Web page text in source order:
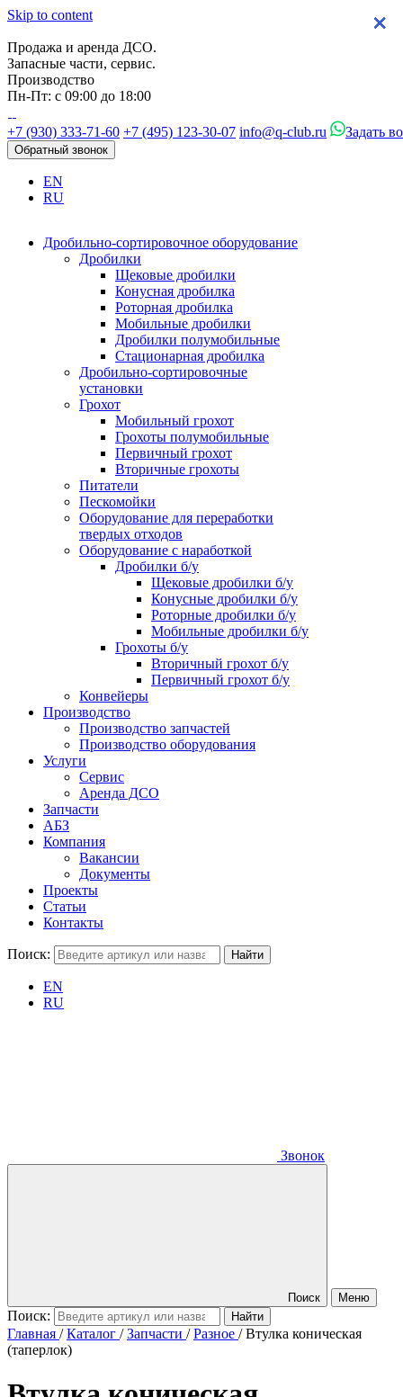
Skip to content
Продажа и аренда ДСО.
Запасные части, сервис.
Производство
Пн-Пт: с 09:00 до 18:00
+7 (930) 333-71-60 +7 (495) 123-30-07 info@q-club.ru Задать
Обратный звонок
EN
RU
Дробильно-сортировочное оборудование
Дробилки
Щековые дробилки
Конусная дробилка
Роторная дробилка
Мобильные дробилки
Дробилки полумобильные
Стационарная дробилка
Дробильно-сортировочные
установки
Грохот
Мобильный грохот
Грохоты полумобильные
Первичный грохот
Вторичные грохоты
Питатели
Пескомойки
Оборудование для переработки
твердых отходов
Оборудование с наработкой
Дробилки б/у
Щековые дробилки б/у
Конусные дробилки б/у
Роторные дробилки б/у
Мобильные дробилки б/у
Грохоты б/у
Вторичный грохот б/у
Первичный грохот б/у
Конвейеры
Производство
Производство запчастей
Производство оборудования
Услуги
Сервис
Аренда ДСО
Запчасти
АБЗ
Компания
Вакансии
Документы
Проекты
Статьи
Контакты
Поиск:
EN
RU
Звонок
Поиск Меню
Поиск:
Главная /Каталог /Запчасти /Разное /Втулка коническая
(таперлок)
×
×
×
×